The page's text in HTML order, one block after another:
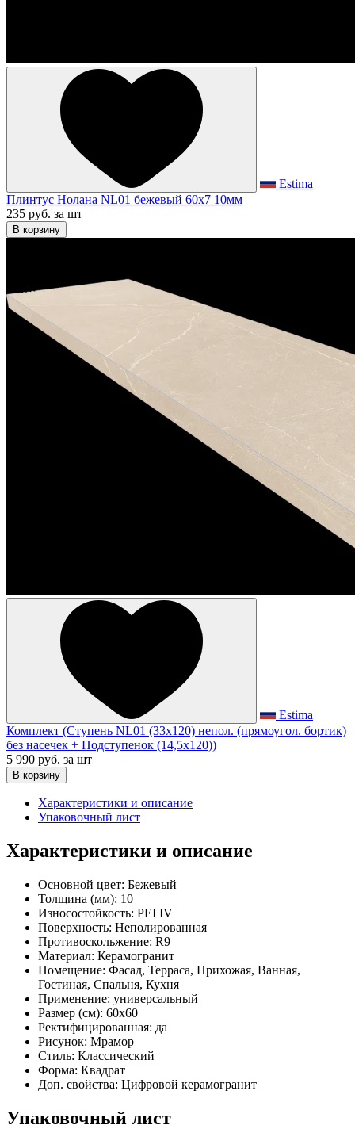
Estima
Плинтус Нолана NL01 бежевый 60x7 10мм
235 руб. за шт
В корзину
Estima
Комплект (Ступень NL01 (33x120) непол. (прямоугол. бортик)
без насечек + Подступенок (14,5x120))
5 990 руб. за шт
В корзину
Характеристики и описание
Упаковочный лист
Характеристики и описание
Основной цвет: Бежевый
Толщина (мм): 10
Износостойкость: PEI IV
Поверхность: Неполированная
Противоскольжение: R9
Материал: Керамогранит
Помещение: Фасад, Терраса, Прихожая, Ванная,
Гостиная, Спальня, Кухня
Применение: универсальный
Размер (см): 60x60
Ректифицированная: да
Рисунок: Мрамор
Стиль: Классический
Форма: Квадрат
Доп. свойства: Цифровой керамогранит
Упаковочный лист